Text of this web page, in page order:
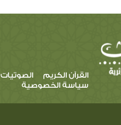
القرآن الكريم الصوتيات
سياسة الخصوصية